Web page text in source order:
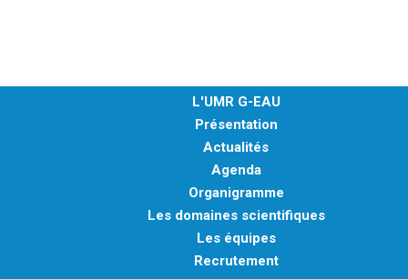
L'UMR G-EAU
Présentation
Actualités
Agenda
Organigramme
Les domaines scientifiques
Les équipes
Recrutement